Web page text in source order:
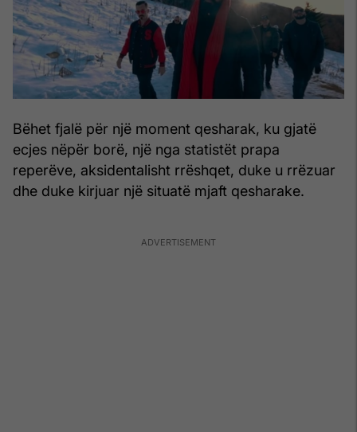
Bëhet fjalë për një moment qesharak, ku gjatë
ecjes nëpër borë, një nga statistët prapa
reperëve, aksidentalisht rrëshqet, duke u rrëzuar
dhe duke kirjuar një situatë mjaft qesharake.